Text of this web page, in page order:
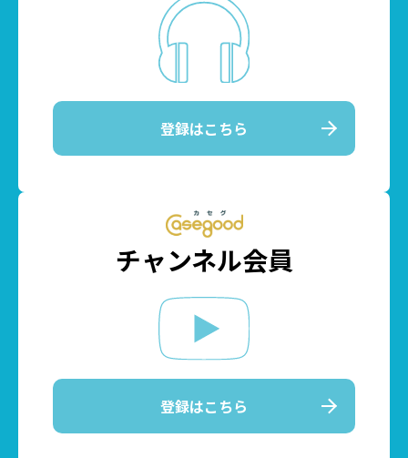
登録はこちら
チャンネル会員
登録はこちら